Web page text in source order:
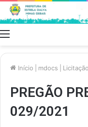
Início mdocs Licitação
PREGÃO
029/2021